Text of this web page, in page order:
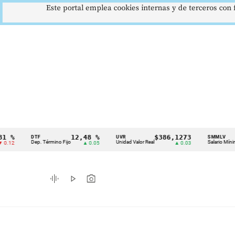
Cintillo
indicadores
económicos
DTF
Dep. Término Fijo
12,48 %
▲ 0.05
UVR
Unidad Valor Real
$386,1273 SMMLV
Salario Mínimo
graphic_eq play_arrow photo_camera
Este portal emplea cookies internas y de terceros